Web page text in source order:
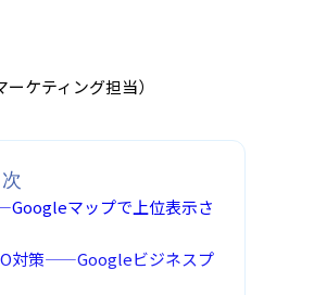
ケティング担当）
マップで上位表示さ
対策——Googleビジネスプ